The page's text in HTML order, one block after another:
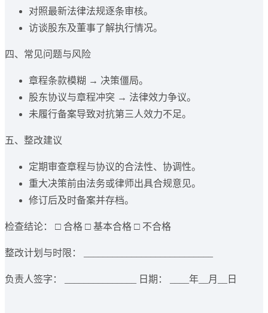
对照最新法律法规逐条审核。
访谈股东及董事了解执行情况。
四、常见问题与风险
章程条款模糊 → 决策僵局。
股东协议与章程冲突 → 法律效力争议。
未履行备案导致对抗第三人效力不足。
五、整改建议
定期审查章程与协议的合法性、协调性。
重大决策前由法务或律师出具合规意见。
修订后及时备案并存档。
检查结论： □ 合格 □ 基本合格 □ 不合格
整改计划与时限： ___________________________
负责人签字： _______________ 日期： ____年__月__日